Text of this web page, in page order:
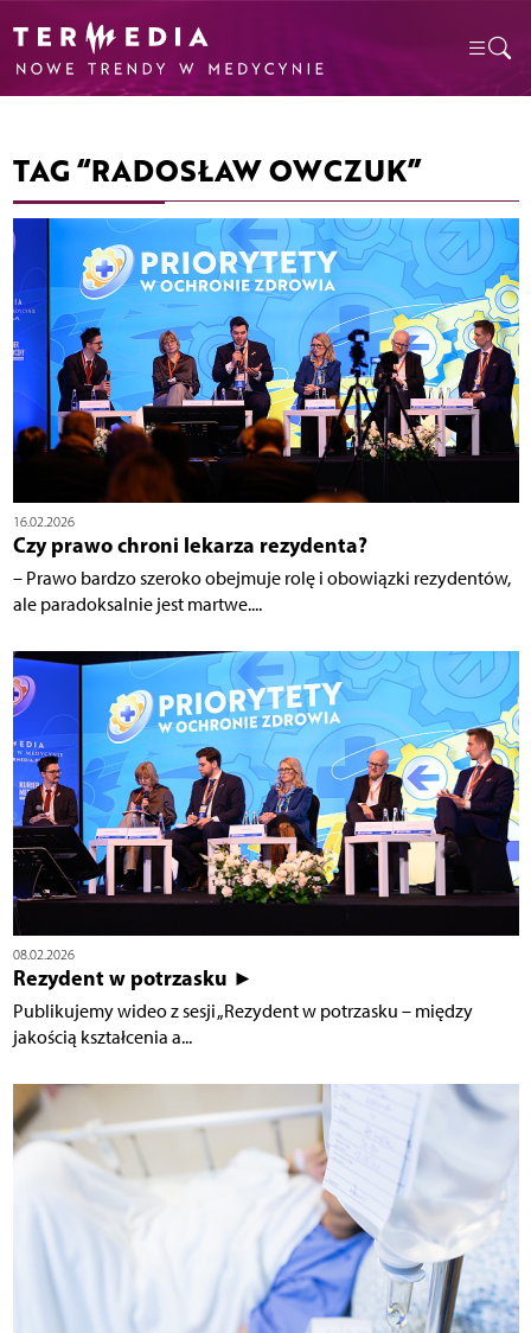
TAG “RADOSŁAW OWCZUK”
16.02.2026
Czy prawo chroni lekarza rezydenta?
– Prawo bardzo szeroko obejmuje rolę i obowiązki rezydentów,
ale paradoksalnie jest martwe....
08.02.2026
Rezydent w potrzasku ►
Publikujemy wideo z sesji „Rezydent w potrzasku – między
jakością kształcenia a...